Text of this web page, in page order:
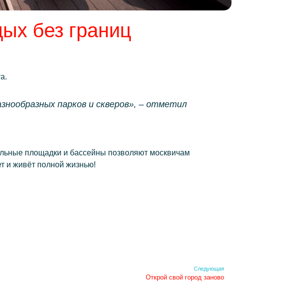
без границ
парков и скверов», – отметил
площадки и бассейны позволяют москвичам
и живёт полной жизнью!
Следующая
Открой свой город заново